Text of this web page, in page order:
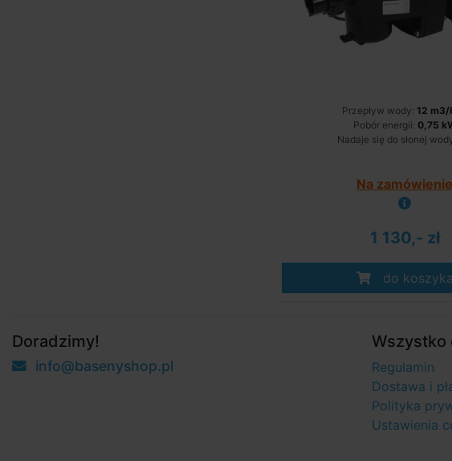
Przepływ wody: 12 m3/
Pobór energii: 0,75
Nadaje się do słonej
Na zamówienie
1 130,- zł
do koszyka
Doradzimy!
info@basenyshop.pl
Wszystko
Regulamin
Dostawa i
Polityka
Ustawienia